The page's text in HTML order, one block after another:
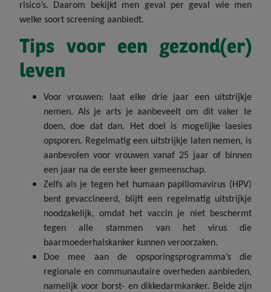
risico’s. Daarom bekijkt men geval per geval wie men
welke soort screening aanbiedt.
Tips voor een gezond(er)
leven
Voor vrouwen: laat elke drie jaar een uitstrijkje
nemen. Als je arts je aanbeveelt om dit vaker te
doen, doe dat dan. Het doel is mogelijke laesies
opsporen. Regelmatig een uitstrijkje laten nemen, is
aanbevolen voor vrouwen vanaf 25 jaar of binnen
een jaar na de eerste keer gemeenschap.
Zelfs als je tegen het humaan papillomavirus (HPV)
bent gevaccineerd, blijft een regelmatig uitstrijkje
noodzakelijk, omdat het vaccin je niet beschermt
tegen alle stammen van het virus die
baarmoederhalskanker kunnen veroorzaken.
Doe mee aan de opsporingsprogramma’s die
regionale en communautaire overheden aanbieden,
namelijk voor borst- en dikkedarmkanker. Beide zijn